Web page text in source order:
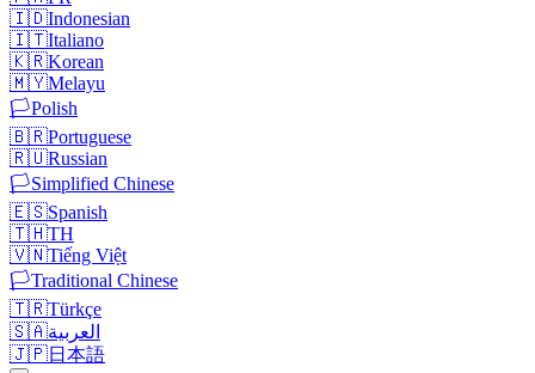
🇮🇩Indonesian
🇮🇹Italiano
🇰🇷Korean
🇲🇾Melayu
🏳️Polish
🇧🇷Portuguese
🇷🇺Russian
🏳️Simplified Chinese
🇪🇸Spanish
🇹🇭TH
🇻🇳Tiếng Việt
🏳️Traditional Chinese
🇹🇷Türkçe
🇸🇦العربية
🇯🇵日本語